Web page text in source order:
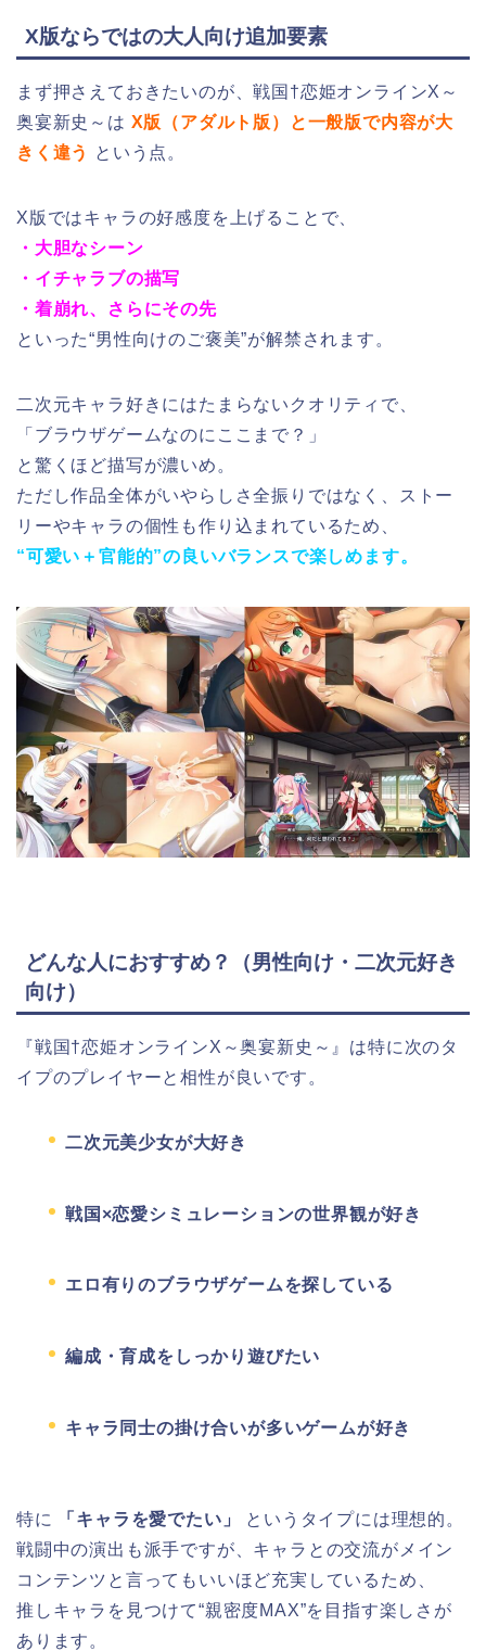
X版ならではの大人向け追加要素
まず押さえておきたいのが、戦国†恋姫オンラインX～
奥宴新史～は X版（アダルト版）と一般版で内容が大
きく違う
という点。
X版ではキャラの好感度を上げることで、
・大胆なシーン
・イチャラブの描写
・着崩れ、さらにその先
といった“男性向けのご褒美”が解禁されます。
二次元キャラ好きにはたまらないクオリティで、
「ブラウザゲームなのにここまで？」
と驚くほど描写が濃いめ。
ただし作品全体がいやらしさ全振りではなく、ストー
リーやキャラの個性も作り込まれているため、
“可愛い＋官能的”の良いバランスで楽しめます。
どんな人におすすめ？（男性向け・二次元好き
向け）
『戦国†恋姫オンラインX～奥宴新史～』は特に次のタ
イプのプレイヤーと相性が良いです。
二次元美少女が大好き
戦国×恋愛シミュレーションの世界観が好き
エロ有りのブラウザゲームを探している
編成・育成をしっかり遊びたい
キャラ同士の掛け合いが多いゲームが好き
特に 「キャラを愛でたい」
というタイプには理想的。
戦闘中の演出も派手ですが、キャラとの交流がメイン
コンテンツと言ってもいいほど充実しているため、
推しキャラを見つけて“親密度MAX”を目指す楽しさが
あります。